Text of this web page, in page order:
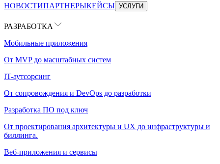
НОВОСТИПАРТНЕРЫКЕЙСЫ УСЛУГИ
РАЗРАБОТКА
Мобильные приложения
От MVP до масштабных систем
IT-аутсорсинг
От сопровождения и DevOps до разработки
Разработка ПО под ключ
От проектирования архитектуры и UX до инфраструктуры и
биллинга.
Веб-приложения и сервисы